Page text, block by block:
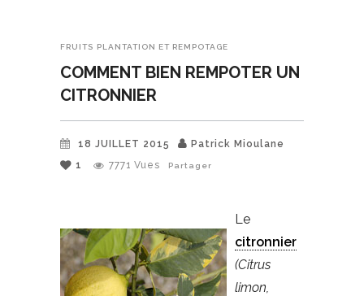
FRUITS PLANTATION ET REMPOTAGE
COMMENT BIEN REMPOTER UN
CITRONNIER
18 JUILLET 2015
Patrick Mioulane
1
7771 Vues Partager
Le
citronnier
(Citrus
limon,